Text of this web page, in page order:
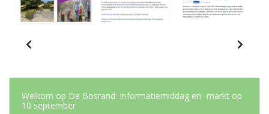
Welkom op De Bosrand: Informatiemiddag en -markt op
10 september